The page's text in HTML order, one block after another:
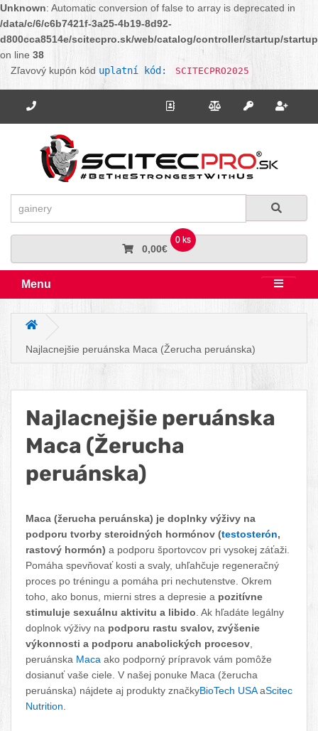
Unknown: Automatic conversion of false to array is deprecated in
/data/c/6/c6b7421f-3a25-4b19-8d92-
d800cca8514e/scitecpro.sk/web/catalog/controller/startup/
on line 38
Zľavový kupón kód uplatní kód: SCITECPRO2025
Potrebujete poradiť? Zavolajte nám. Kontakt Porovnanie
Prihlásiť sa
0 ks
0,00€
Menu
Hlavná stránka
Najlacnejšie peruánska Maca (Žerucha peruánska)
Najlacnejšie peruánska
Maca (Žerucha
peruánska)
Facebook
TwitterPinterest
LinkedIn
Tumblr
reddit
Maca (žerucha peruánska) je doplnky výživy na
podporu tvorby steroidných hormónov (testosterón,
rastový hormón) a podporu športovcov pri vysokej záťaži.
Pomáha spevňovať kosti a svaly, uhľahčuje regeneračný
proces po tréningu a pomáha pri nechutenstve. Okrem
toho, ako bonus, mierni stres a depresie a pozitívne
stimuluje sexuálnu aktivitu a libido . Ak hľadáte legálny
doplnok výživy na podporu rastu svalov, zvýšenie
výkonnosti a podporu anabolických procesov
peruánska Maca ako podporný prípravok vám pomôže
dosianuť vaše ciele. V našej ponuke Maca (žerucha
peruánska) nájdete aj produkty značkyBioTech USAaScitec
Nutrition